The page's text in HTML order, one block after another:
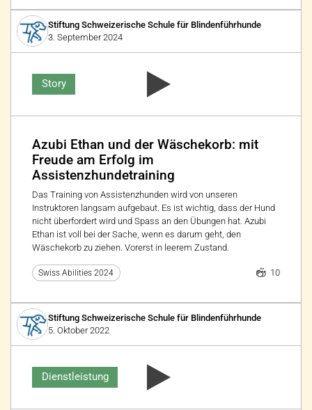
Stiftung Schweizerische Schule für Blindenführhunde
3. September 2024
Story
Azubi Ethan und der Wäschekorb: mit
Freude am Erfolg im
Assistenzhundetraining
Das Training von Assistenzhunden wird von unseren
Instruktoren langsam aufgebaut. Es ist wichtig, dass der Hund
nicht überfordert wird und Spass an den Übungen hat. Azubi
Ethan ist voll bei der Sache, wenn es darum geht, den
Wäschekorb zu ziehen. Vorerst in leerem Zustand.
Swiss Abilities 2024 10
Stiftung Schweizerische Schule für Blindenführhunde
5. Oktober 2022
Dienstleistung